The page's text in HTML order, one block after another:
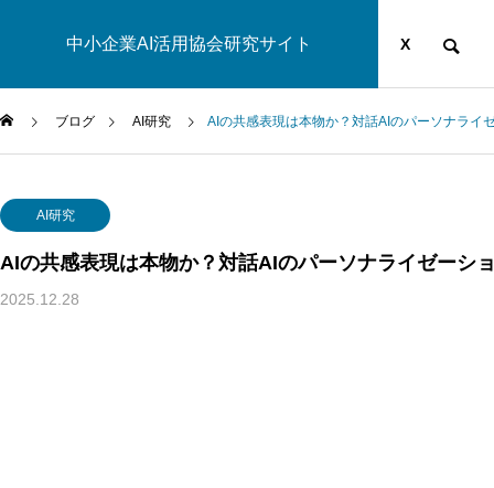
中小企業AI活用協会研究サイト
運営団体 YOUTUBE X
ブログ AI研究 AIの共感表現は本物か？対話AIのパーソナライ
AI研究
AIの共感表現は本物か？対話AIのパーソナライゼーシ
2025.12.28